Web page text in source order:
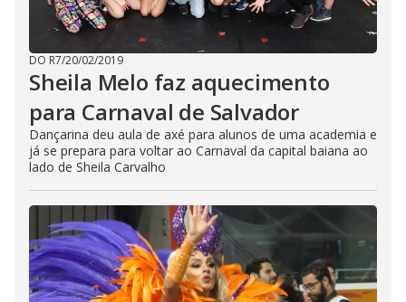
DO R7/20/02/2019
Sheila Melo faz aquecimento
para Carnaval de Salvador
Dançarina deu aula de axé para alunos de uma academia e
já se prepara para voltar ao Carnaval da capital baiana ao
lado de Sheila Carvalho